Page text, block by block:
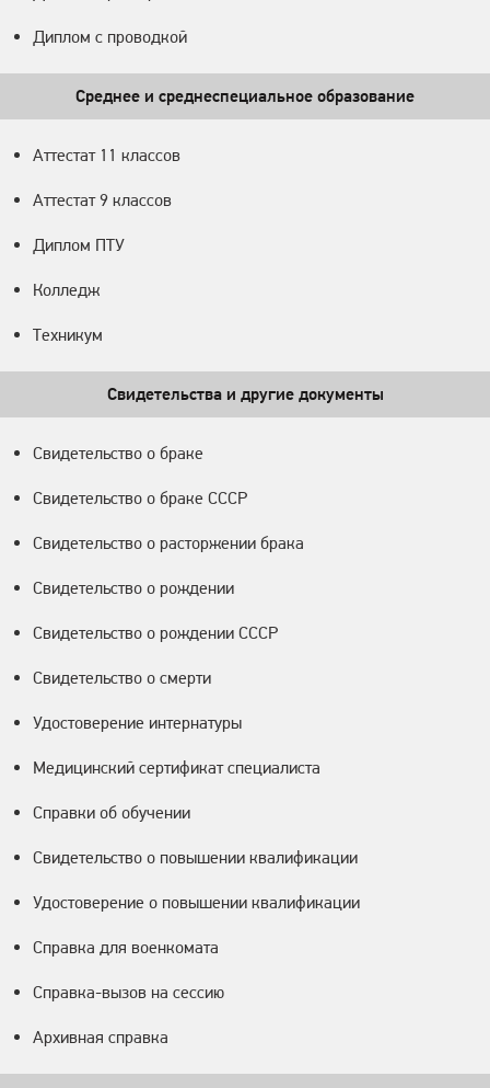
Диплом с проводкой
Среднее и среднеспециальное образование
Аттестат 11 классов
Аттестат 9 классов
Диплом ПТУ
Колледж
Техникум
Свидетельства и другие документы
Свидетельство о браке
Свидетельство о браке СССР
Свидетельство о расторжении брака
Свидетельство о рождении
Свидетельство о рождении СССР
Свидетельство о смерти
Удостоверение интернатуры
Медицинский сертификат специалиста
Справки об обучении
Свидетельство о повышении квалификации
Удостоверение о повышении квалификации
Справка для военкомата
Справка-вызов на сессию
Архивная справка